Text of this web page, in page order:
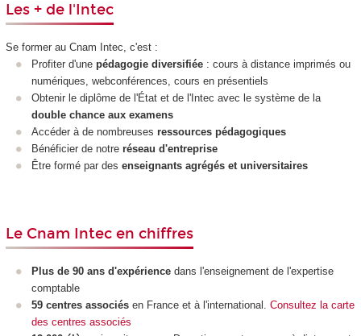
Les + de l'Intec
Se former au Cnam Intec, c'est :
Profiter d'une pédagogie diversifiée : cours à distance imprimés ou
numériques, webconférences, cours en présentiels
Obtenir le diplôme de l'État et de l'Intec avec le système de la
double chance aux examens
Accéder à de nombreuses ressources pédagogiques
Bénéficier de notre réseau d'entreprise
Être formé par des enseignants agrégés et universitaires
Le Cnam Intec en chiffres
Plus de 90 ans d'expérience dans l'enseignement de l'expertise
comptable
59 centres associés en France et à l'international. Consultez la carte
des centres associés